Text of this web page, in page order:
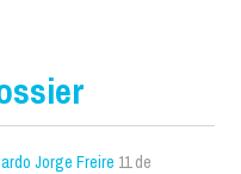
Jorge Freire 11 de